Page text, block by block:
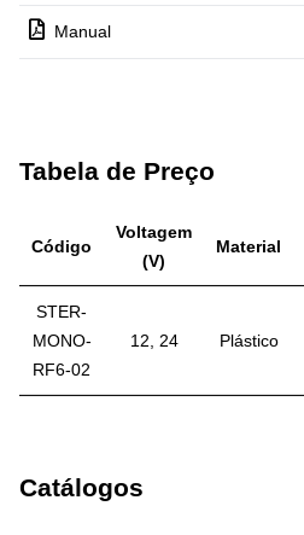
Manual
Tabela de Preço
Código
Voltagem
(V)
Material
STER-
MONO-
RF6-02
12, 24 Plástico
Catálogos